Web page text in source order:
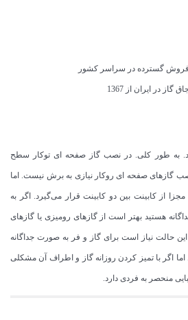
در ایران از 1367
به طور کلی. در نصب گاز صفحه ای توکار سطح
گازهای صفحه ای روکار نیازی به برش نیست. اما
از کابینت بین دو کابینت قرار می‌گیرد. اگر به
هستید بهتر است از گازهای رومیزی یا گازهای
حالت نیاز است برای گاز و فر به صورت جداگانه
اما اگر با تمیز کردن روزانه گاز و اطراف آن مشکلی
منحصر به فردی دارد.